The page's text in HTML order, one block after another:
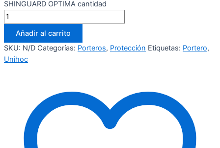
SHINGUARD OPTIMA cantidad
Añadir al carrito
SKU: N/D Categorías: Porteros, Protección Etiquetas: Portero,
Unihoc